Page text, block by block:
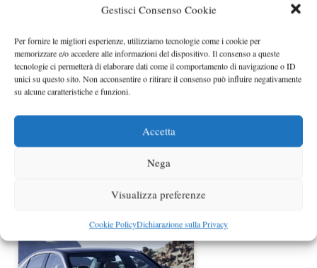
Gestisci Consenso Cookie
Per fornire le migliori esperienze, utilizziamo tecnologie come i cookie per
memorizzare e/o accedere alle informazioni del dispositivo. Il consenso a queste
tecnologie ci permetterà di elaborare dati come il comportamento di navigazione o ID
unici su questo sito. Non acconsentire o ritirare il consenso può influire negativamente
su alcune caratteristiche e funzioni.
Accetta
Nega
Visualizza preferenze
Cookie PolicyDichiarazione sulla Privacy
Shanghai